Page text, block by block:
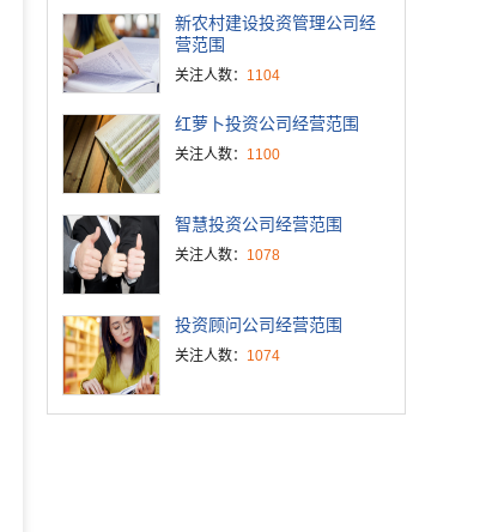
新农村建设投资管理公司经
营范围
关注人数： 1104
红萝卜投资公司经营范围
关注人数： 1100
智慧投资公司经营范围
关注人数： 1078
投资顾问公司经营范围
关注人数： 1074